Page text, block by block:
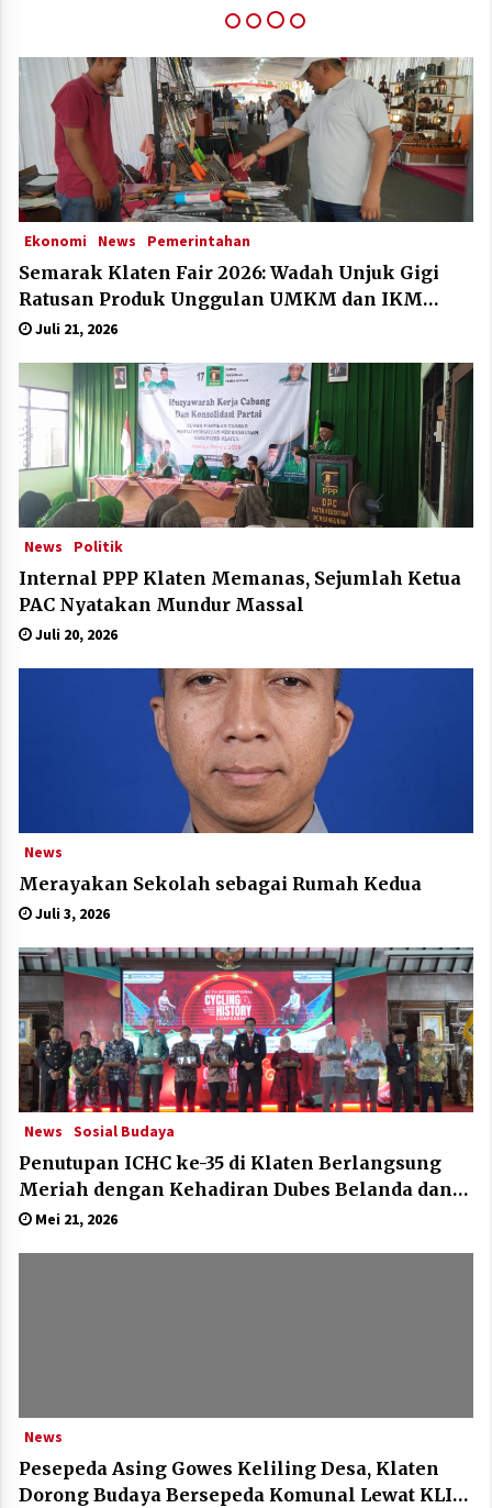
IGA Award 2025
Ekonomi News Pemerintahan
Semarak Klaten Fair 2026: Wadah Unjuk Gigi
Ratusan Produk Unggulan UMKM dan IKM
Lokal
Juli 21, 2026
News Politik
Internal PPP Klaten Memanas, Sejumlah Ketua
PAC Nyatakan Mundur Massal
Juli 20, 2026
News
Merayakan Sekolah sebagai Rumah Kedua
Juli 3, 2026
News Sosial Budaya
Penutupan ICHC ke-35 di Klaten Berlangsung
Meriah dengan Kehadiran Dubes Belanda dan
Jerman
Mei 21, 2026
News
Pesepeda Asing Gowes Keliling Desa, Klaten
Dorong Budaya Bersepeda Komunal Lewat KLIC